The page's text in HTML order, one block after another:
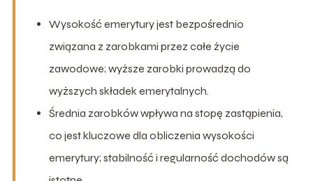
Wysokość emerytury jest bezpośrednio
związana z zarobkami przez całe życie
zawodowe; wyższe zarobki prowadzą do
wyższych składek emerytalnych.
Średnia zarobków wpływa na stopę zastąpienia,
co jest kluczowe dla obliczenia wysokości
emerytury; stabilność i regularność dochodów są